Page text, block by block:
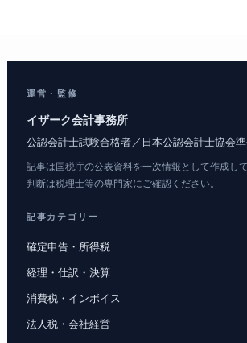
運営・監修
イザーク会計事務所
公認会計士試験合格者／日本公認会計士協会準
記事は国税庁の公表資料を一次情報として作成し
判断は税理士等の専門家にご確認ください。
記事カテゴリー
確定申告・所得税
経理・仕訳・決算
消費税・インボイス
法人税・会社経営